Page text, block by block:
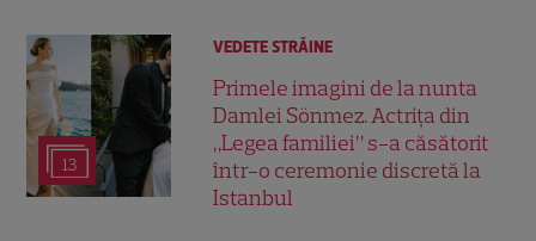
13
VEDETE STRĂINE
Primele imagini de la nunta
Damlei Sönmez. Actrița din
„Legea familiei” s-a căsătorit
într-o ceremonie discretă la
Istanbul